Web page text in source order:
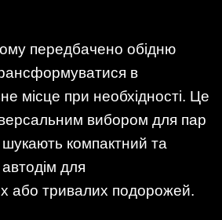
передбачено обідню
в
місце при необхідності. Це
вибором для пар
шукають компактний та
для
або тривалих подорожей.